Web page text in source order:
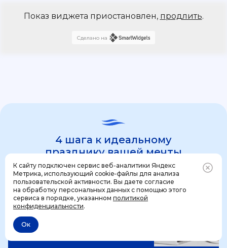
Позвонить+7 (499) 444-31-53
К сайту подключен сервис веб-аналитики Яндекс
Метрика, использующий cookie-файлы для анализа
пользовательской активности. Вы даете согласие
на обработку персональных данных с помощью этого
сервиса в порядке, указанном политикой
конфиденциальности.
Ок
Показ виджета приостановлен, продлить.
Сделано на
4 шага к идеальному
празднику вашей мечты
1 шаг